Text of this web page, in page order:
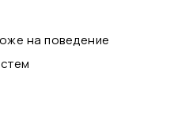
на поведение